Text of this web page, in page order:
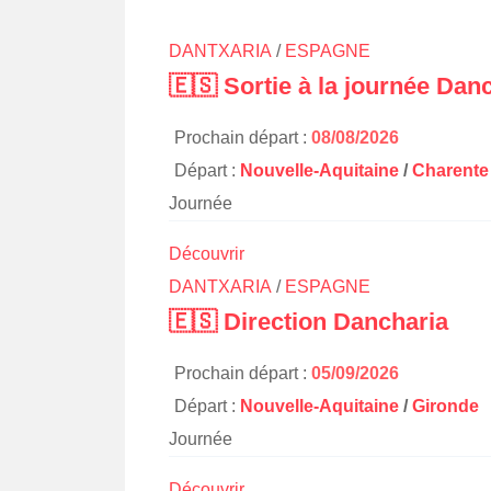
DANTXARIA / ESPAGNE
🇪🇸 Sortie à la journée
Prochain départ : 08/08/2026
Départ : Nouvelle-Aquitaine /Charente
Journée
Découvrir
DANTXARIA / ESPAGNE
🇪🇸 Direction Dancharia
Prochain départ : 05/09/2026
Départ : Nouvelle-Aquitaine /Gironde
Journée